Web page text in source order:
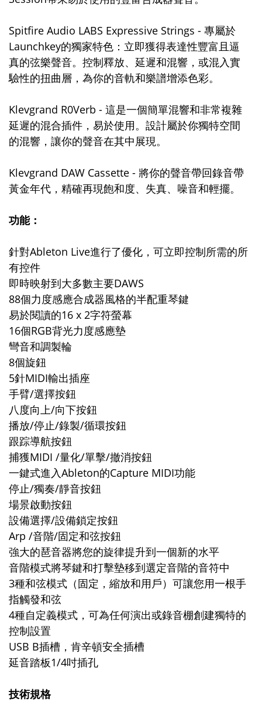
Spitfire Audio LABS Expressive Strings - 專屬於
Launchkey的獨家特色：立即獲得表達性豐富且逼
真的弦樂聲音。控制釋放、延遲和混響，或混入實
驗性的扭曲層，為你的音軌和樂譜增添色彩。
Klevgrand R0Verb - 這是一個簡單混響和非常複雜
延遲的混合插件，易於使用。設計屬於你獨特空間
的混響，讓你的聲音在其中展現。
Klevgrand DAW Cassette - 將你的聲音帶回錄音帶
黃金年代，精確再現飽和度、失真、噪音和輕擺。
功能：
針對Ableton Live進行了優化，可立即控制所需的所
有控件
即時映射到大多數主要DAWS
88個力度感應合成器風格的半配重琴鍵
易於閱讀的16 x 2字符螢幕
16個RGB背光力度感應墊
彎音和調製輪
8個旋鈕
5針MIDI輸出插座
手臂/選擇按鈕
八度向上/向下按鈕
播放/停止/錄製/循環按鈕
跟踪導航按鈕
捕獲MIDI /量化/單擊/撤消按鈕
一鍵式進入Ableton的Capture MIDI功能
停止/獨奏/靜音按鈕
場景啟動按鈕
設備選擇/設備鎖定按鈕
Arp /音階/固定和弦按鈕
強大的琶音器將您的旋律提升到一個新的水平
音階模式將琴鍵和打擊墊移到選定音階的音符中
3種和弦模式（固定，縮放和用戶）可讓您用一根手
指觸發和弦
4種自定義模式，可為任何演出或錄音棚創建獨特的
控制設置
USB B插槽，肯辛頓安全插槽
延音踏板1/4吋插孔
技術規格